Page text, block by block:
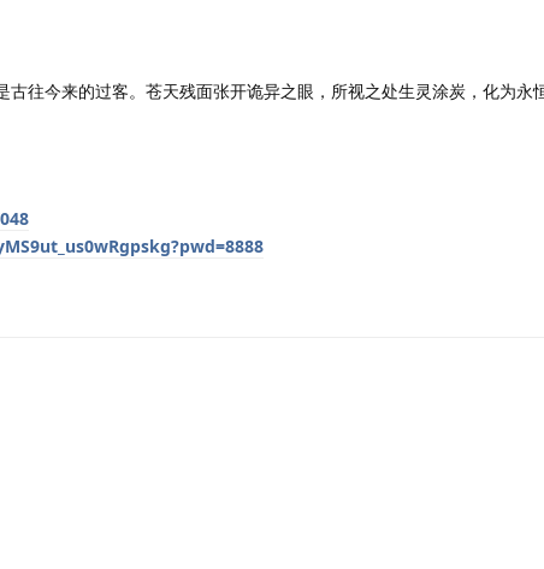
古往今来的过客。苍天残面张开诡异之眼，所视之处生灵涂炭，化为永